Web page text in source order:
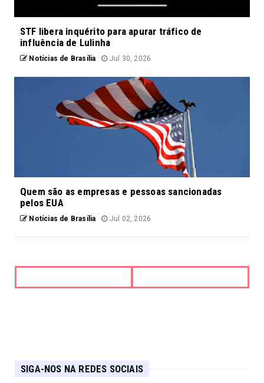
STF libera inquérito para apurar tráfico de
influência de Lulinha
Notícias de Brasília Jul 30, 2026
Quem são as empresas e pessoas sancionadas
pelos EUA
Notícias de Brasília Jul 02, 2026
SIGA-NOS NA REDES SOCIAIS